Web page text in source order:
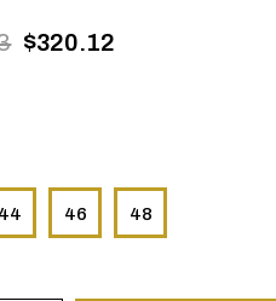
$320.12
46 48